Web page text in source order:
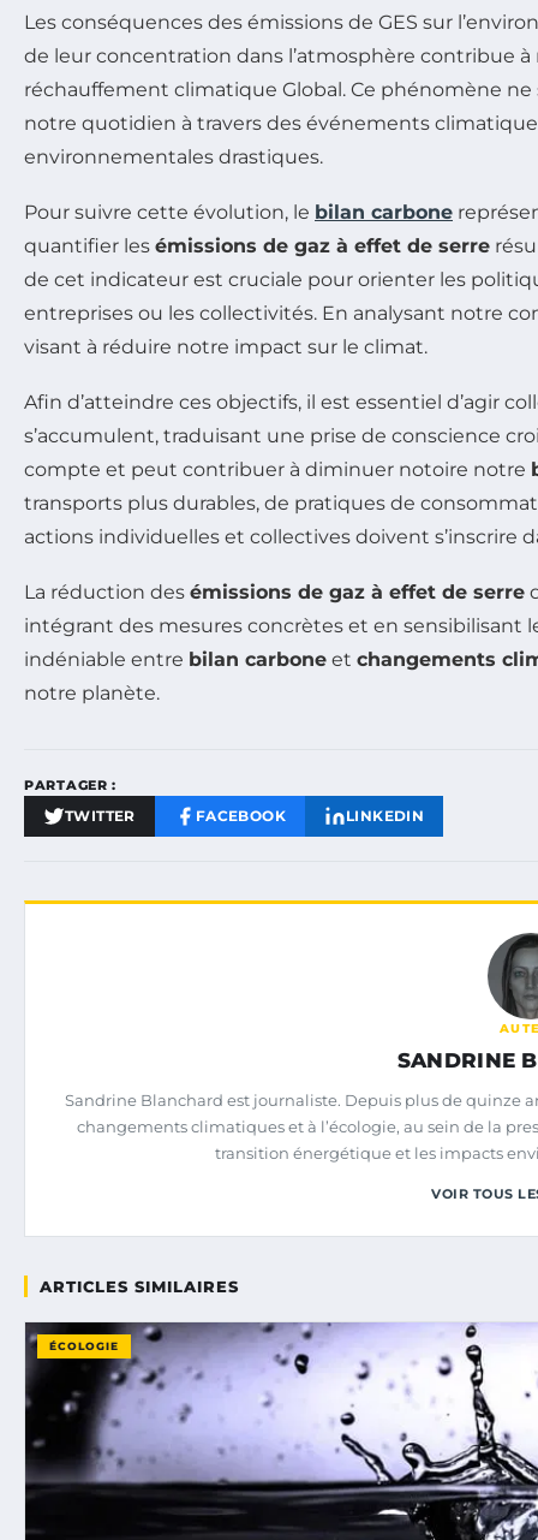
Les conséquences des émissions de GES sur
de leur concentration dans l’atmosphère contribue à
réchauffement climatique Global. Ce phénomène
notre quotidien à travers des événements
environnementales drastiques.
Pour suivre cette évolution, le bilan carbone
quantifier les émissions de gaz à effet de serre
de cet indicateur est cruciale pour orienter les
entreprises ou les collectivités. En analysant notre
visant à réduire notre impact sur le climat.
Afin d’atteindre ces objectifs, il est essentiel d’agir
s’accumulent, traduisant une prise de conscience
compte et peut contribuer à diminuer notoire notre
transports plus durables, de pratiques de
actions individuelles et collectives doivent
La réduction des émissions de gaz à effet de serre
intégrant des mesures concrètes et en sensibilisant
indéniable entre bilan carbone et changements
notre planète.
PARTAGER :
TWITTER FACEBOOK LINKEDIN
SANDRINE
Sandrine Blanchard est journaliste. Depuis plus de quinze
changements climatiques et à l’écologie, au sein de la
transition énergétique et les impacts
VOIR TOUS
ARTICLES SIMILAIRES
ÉCOLOGIE